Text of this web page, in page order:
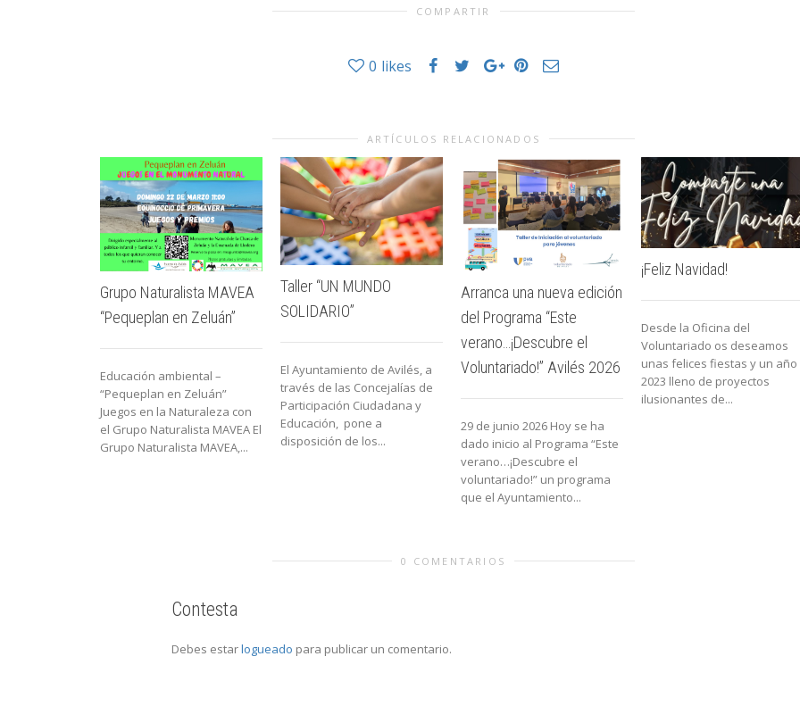
COMPARTIR
0 likes
ARTÍCULOS RELACIONADOS
Grupo Naturalista MAVEA
“Pequeplan en Zeluán”
Educación ambiental –
“Pequeplan en Zeluán”
Juegos en la Naturaleza con
el Grupo Naturalista MAVEA El
Grupo Naturalista MAVEA,...
Taller “UN MUNDO
SOLIDARIO”
El Ayuntamiento de Avilés, a
través de las Concejalías de
Participación Ciudadana y
Educación, pone a
disposición de los...
Arranca una nueva edición
del Programa “Este
verano…¡Descubre el
Voluntariado!” Avilés 2026
29 de junio 2026 Hoy se ha
dado inicio al Programa “Este
verano…¡Descubre el
voluntariado!” un programa
que el Ayuntamiento...
¡Feliz Navidad!
Desde la Oficina del
Voluntariado os deseamos
unas felices fiestas y un año
2023 lleno de proyectos
ilusionantes de...
0 COMENTARIOS
Contesta
Debes estarlogueado para publicar un comentario.